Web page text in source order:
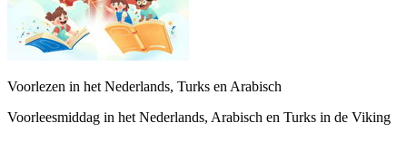
Voorlezen in het Nederlands, Turks en Arabisch
Voorleesmiddag in het Nederlands, Arabisch en Turks in de Viking